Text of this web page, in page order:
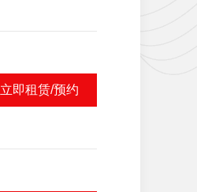
立即租赁/预约